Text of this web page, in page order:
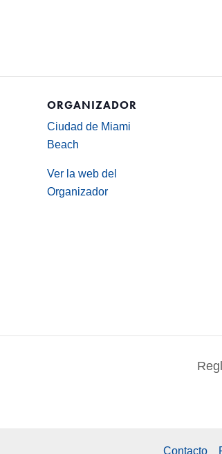
ORGANIZADOR
Ciudad de Miami
Beach
Ver la web del
Organizador
Contacto